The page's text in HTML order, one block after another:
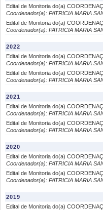
Edital de Monitoria do(a)
Coordenador(a): PATRICIA MARIA
Edital de Monitoria do(a)
Coordenador(a): PATRICIA MARIA
2022
Edital de Monitoria do(a)
Coordenador(a): PATRICIA MARIA
Edital de Monitoria do(a)
Coordenador(a): PATRICIA MARIA
2021
Edital de Monitoria do(a)
Coordenador(a): PATRICIA MARIA
Edital de Monitoria do(a)
Coordenador(a): PATRICIA MARIA
2020
Edital de Monitoria do(a)
Coordenador(a): PATRICIA MARIA
Edital de Monitoria do(a)
Coordenador(a): PATRICIA MARIA
2019
Edital de Monitoria do(a)